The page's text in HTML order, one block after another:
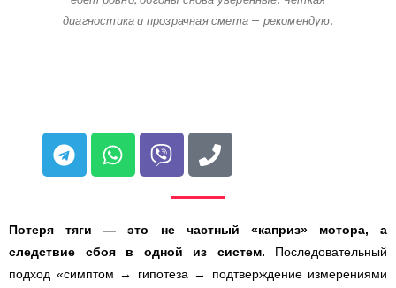
диагностика и прозрачная смета — рекомендую.
Потеря тяги — это не частный «каприз» мотора, а
следствие сбоя в одной из систем. Последовательный
подход «симптом → гипотеза → подтверждение измерениями